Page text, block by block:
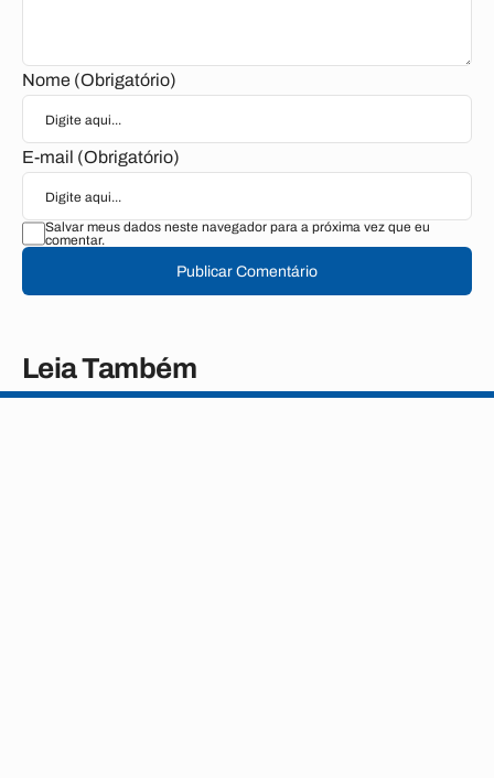
Nome (Obrigatório)
E-mail (Obrigatório)
Salvar meus dados neste navegador para a próxima vez que eu
comentar.
Publicar Comentário
Leia Também